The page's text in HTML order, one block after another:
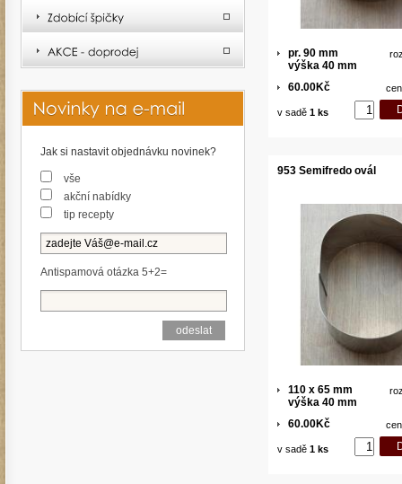
pr. 90 mm
výška 40 mm
60.00Kč
v sadě 1 ks
953 Semifredo ovál
110 x 65 mm
výška 40 mm
60.00Kč
v sadě 1 ks
Jak si nastavit objednávku novinek?
vše
akční nabídky
tip recepty
Antispamová otázka 5+2=